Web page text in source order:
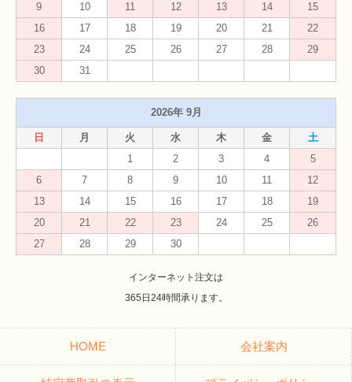
9
10 11 12 13 14
15
16
17 18 19 20 21
22
23
24 25 26 27 28
29
30
31
2026年 9月
日 月 火 水 木 金
土
1
2 3 4
5
6
7 8 9 10 11
12
13
14 15 16 17 18
19
20
21 22 23 24 25
26
27
28 29 30
インターネット注文は
365日24時間承ります。
HOME 会社案内